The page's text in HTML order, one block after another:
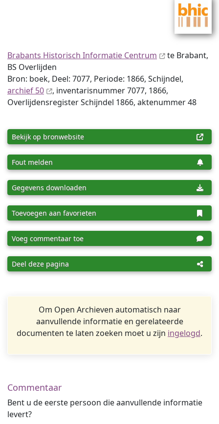
Brabants Historisch Informatie Centrum
te Brabant,
BS Overlijden
Bron: boek, Deel: 7077, Periode: 1866, Schijndel,
archief 50
, inventaris­num­mer 7077, 1866,
Overlijdensregister Schijndel 1866, aktenummer 48
Bekijk op bronwebsite
Fout melden
Gegevens downloaden
Toevoegen aan favorieten
Voeg commentaar toe
Deel deze pagina
Om Open Archieven automatisch naar
aanvullende informatie en gerelateerde
documenten te laten zoeken moet u zijn ingelogd.
Commentaar
Bent u de eerste persoon die aanvullende informatie
levert?